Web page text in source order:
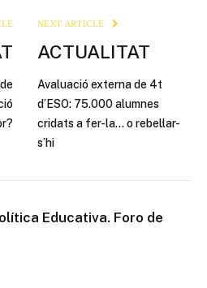
NEXT ARTICLE
ACTUALITAT
Avaluació externa de 4t
d’ESO: 75.000 alumnes
cridats a fer-la… o rebel·lar-
s’hi
Educativa. Foro de